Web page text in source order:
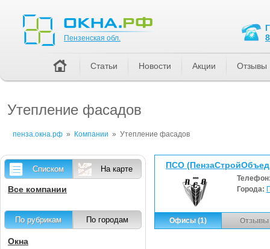
Утепление фасадов
пенза.окна.рф » Компании » Утепление фасадов
ПСО
Города:
Офисы (1) Отзывы
Списком На карте
Все компании
По рубрикам По городам
Окна
Пензенская обл.
Статьи Новости Акции Отзывы